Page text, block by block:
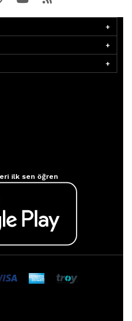
ilk sen öğren